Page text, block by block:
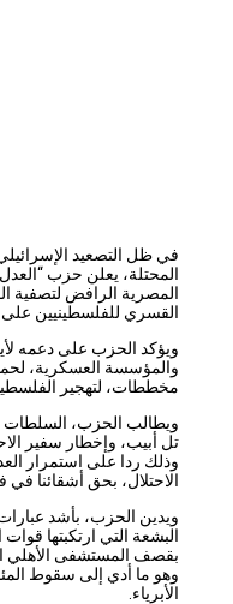
في ظل التصعيد الإسرائيلي
المحتلة، يعلن حزب “العدل”، عن
المصرية الرافض لتصفية القضية
القسري للفلسطينيين على حساب
ويؤكد الحزب على دعمه لأية
والمؤسسة العسكرية، لحماية
مخططات، لتهجير الفلسطينيين،
ويطالب الحزب، السلطات
تل أبيب، وإخطار سفير الاحتلال
وذلك ردا على استمرار العدوان
الاحتلال، بحق أشقائنا في
ويدين الحزب، بأشد عبارات
البشعة التي ارتكبتها قوات
بقصف المستشفى الأهلي
وهو ما أدي إلى سقوط المئات من
الأبرياء.